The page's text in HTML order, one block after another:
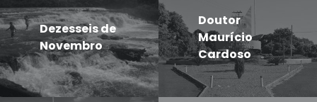
Dezesseis de
Novembro
Doutor
Maurício
Cardoso